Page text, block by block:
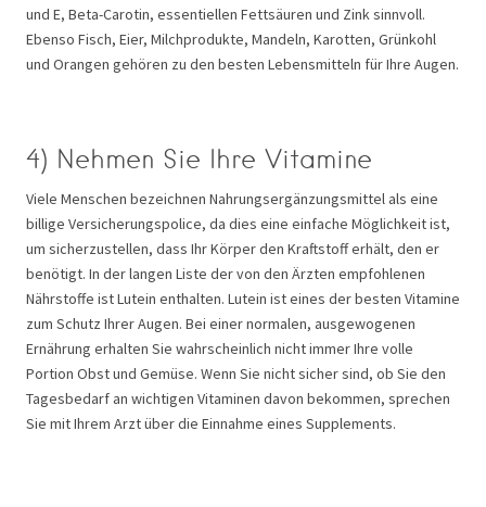
und E, Beta-Carotin, essentiellen Fettsäuren und Zink sinnvoll.
Ebenso Fisch, Eier, Milchprodukte, Mandeln, Karotten, Grünkohl
und Orangen gehören zu den besten Lebensmitteln für Ihre Augen.
4) Nehmen Sie Ihre Vitamine
Viele Menschen bezeichnen Nahrungsergänzungsmittel als eine
billige Versicherungspolice, da dies eine einfache Möglichkeit ist,
um sicherzustellen, dass Ihr Körper den Kraftstoff erhält, den er
benötigt. In der langen Liste der von den Ärzten empfohlenen
Nährstoffe ist Lutein enthalten. Lutein ist eines der besten Vitamine
zum Schutz Ihrer Augen. Bei einer normalen, ausgewogenen
Ernährung erhalten Sie wahrscheinlich nicht immer Ihre volle
Portion Obst und Gemüse. Wenn Sie nicht sicher sind, ob Sie den
Tagesbedarf an wichtigen Vitaminen davon bekommen, sprechen
Sie mit Ihrem Arzt über die Einnahme eines Supplements.